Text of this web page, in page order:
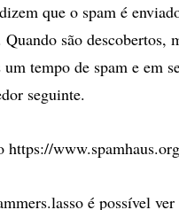
que o spam é
são descobertos,
tempo de spam e em
seguinte.
https://
é possível